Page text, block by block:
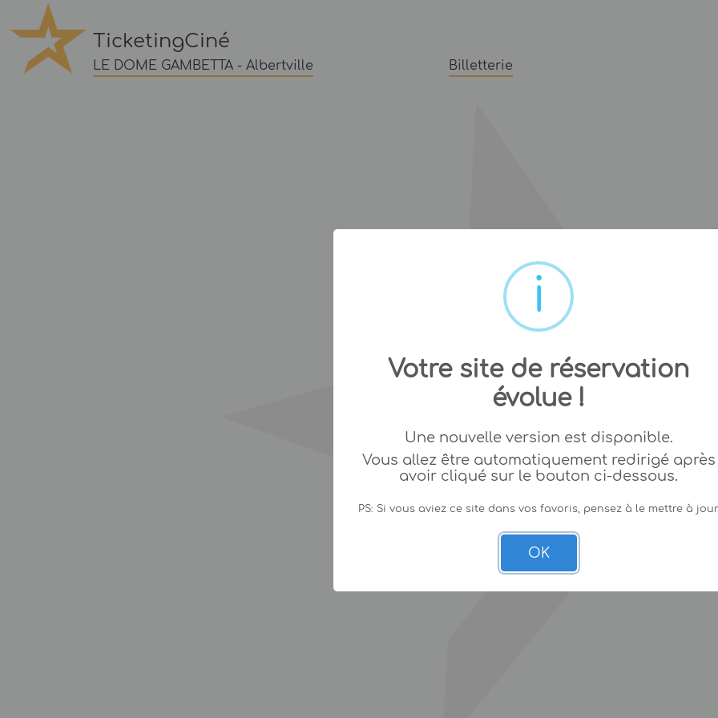
TicketingCiné
LE DOME GAMBETTA - Albertville Billetterie
Votre site de réservation
évolue !
Une nouvelle version est disponible.
Vous allez être automatiquement redirigé après
avoir cliqué sur le bouton ci-dessous.
PS: Si vous aviez ce site dans vos favoris, pensez à le mettre à
OK